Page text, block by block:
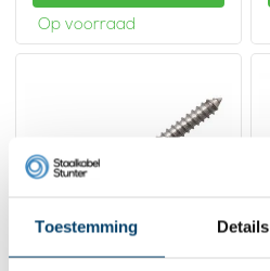
Toestemming Details
Op voorraad